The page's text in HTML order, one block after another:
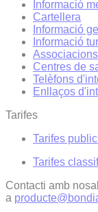
Informació
Cartellera
Informació
Informació
Associacions
Centres de
Telèfons
Enllaços
Tarifes
Tarifes
Tarifes
Contacti amb
a